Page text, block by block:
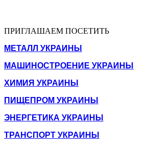
ПРИГЛАШАЕМ ПОСЕТИТЬ
МЕТАЛЛ УКРАИНЫ
МАШИНОСТРОЕНИЕ УКРАИНЫ
ХИМИЯ УКРАИНЫ
ПИЩЕПРОМ УКРАИНЫ
ЭНЕРГЕТИКА УКРАИНЫ
ТРАНСПОРТ УКРАИНЫ